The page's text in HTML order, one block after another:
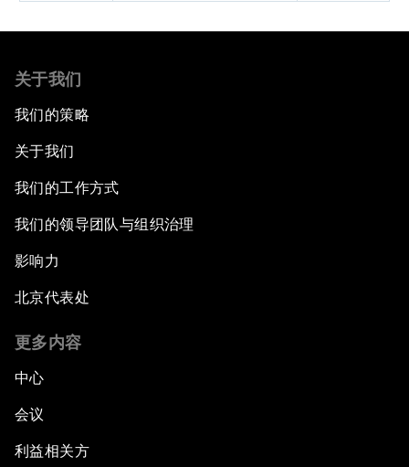
关于我们
我们的策略
关于我们
我们的工作方式
我们的领导团队与组织治理
影响力
北京代表处
更多内容
中心
会议
利益相关方